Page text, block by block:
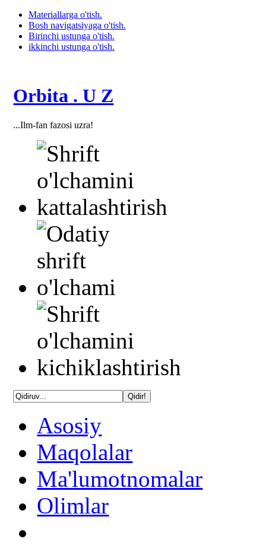
Materiallarga o'tish.
Bosh navigatsiyaga o'tish.
Birinchi ustunga o'tish.
ikkinchi ustunga o'tish.
Orbita . U Z
...Ilm-fan fazosi uzra!
Asosiy
Maqolalar
Ma'lumotnomalar
Olimlar